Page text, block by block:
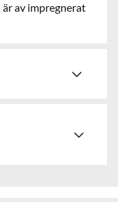
är av impregnerat